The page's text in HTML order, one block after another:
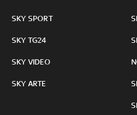
SKY SPORT
SKY TG24
SKY VIDEO
SKY ARTE